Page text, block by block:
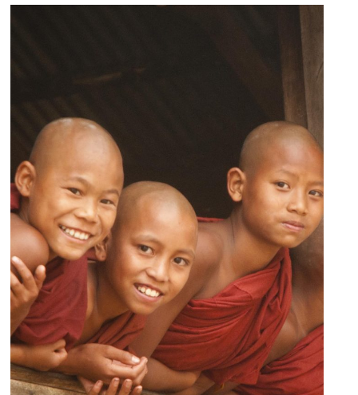
LO
MYANMAR:
INLE,
BAGO
Y
YANGÓN